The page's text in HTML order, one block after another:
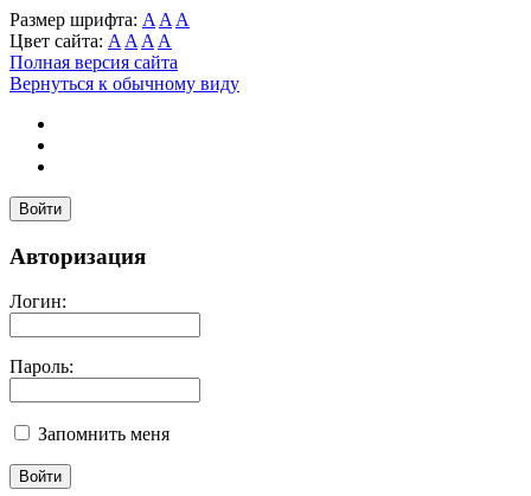
Размер шрифта: A A A
Цвет сайта: A A A A
Полная версия сайта
Вернуться к обычному виду
Войти
Авторизация
Логин:
Пароль:
Запомнить меня